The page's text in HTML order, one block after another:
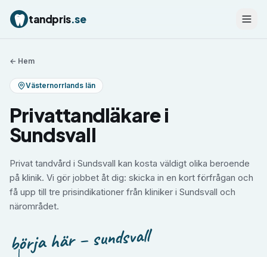
tandpris.se
← Hem
Västernorrlands län
Privattandläkare i
Sundsvall
Privat tandvård i Sundsvall kan kosta väldigt olika beroende
på klinik. Vi gör jobbet åt dig: skicka in en kort förfrågan och
få upp till tre prisindikationer från kliniker i Sundsvall och
närområdet.
börja här – sundsvall